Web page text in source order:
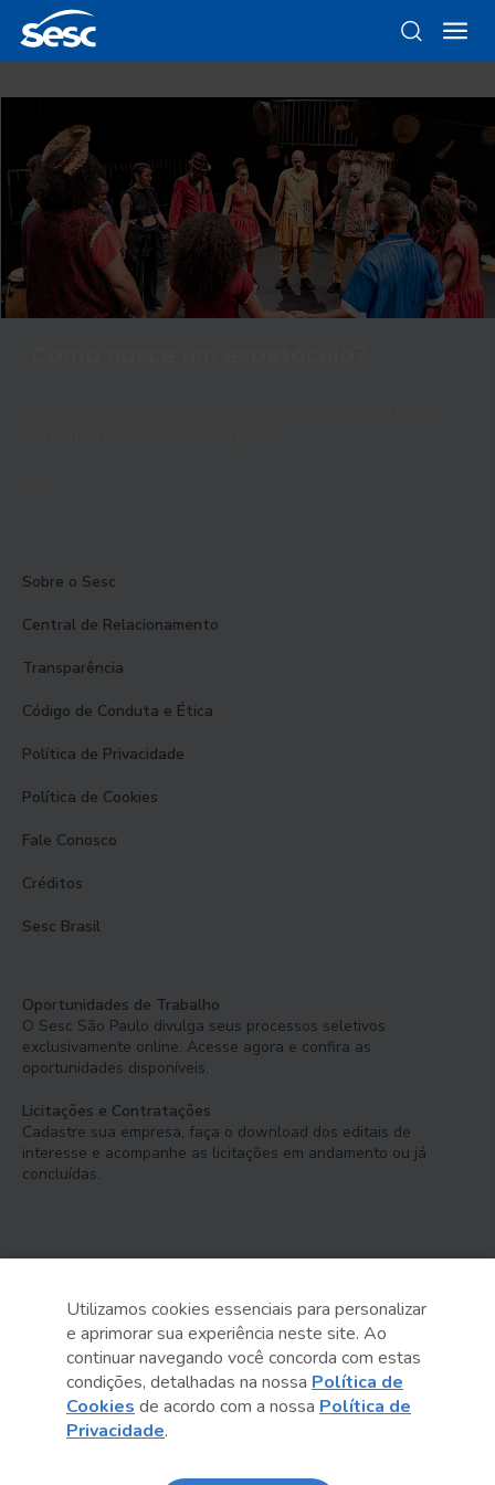
Sobre o Sesc
Central de Relacionamento
Transparência
Código de Conduta e Ética
Política de Privacidade
Política de Cookies
Fale Conosco
Créditos
Sesc Brasil
Oportunidades de Trabalho
O Sesc São Paulo divulga seus processos seletivos
exclusivamente online. Acesse agora e confira as
oportunidades disponíveis.
Licitações e Contratações
Cadastre sua empresa, faça o download dos editais de
interesse e acompanhe as licitações em andamento ou já
concluídas.
Serviço Social do Comércio
Administração Regional no Estado de São Paulo
Sesc São Paulo por aí:
Utilizamos cookies essenciais para personalizar
e aprimorar sua experiência neste site. Ao
continuar navegando você concorda com estas
condições, detalhadas na nossa Política de
Cookies de acordo com a nossa Política de
Privacidade.